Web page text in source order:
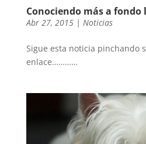
Conociendo más a
Abr 27, 2015| Noticias
Sigue esta noticia pinchando
enlace…………